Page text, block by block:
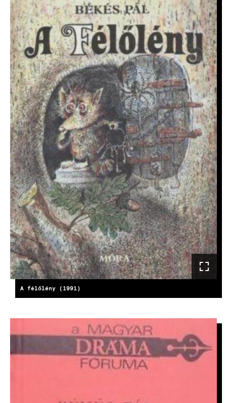
A félőlény (1991)
KÉP
KÉP